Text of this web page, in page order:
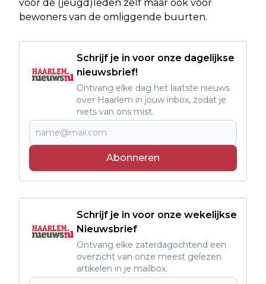
voor de (jeugd)leden zelf maar ook voor
bewoners van de omliggende buurten.
Schrijf je in voor onze dagelijkse
nieuwsbrief!
Ontvang elke dag het laatste nieuws
over Haarlem in jouw inbox, zodat je
niets van ons mist.
Abonneren
Schrijf je in voor onze wekelijkse
Nieuwsbrief
Ontvang elke zaterdagochtend een
overzicht van onze meest gelezen
artikelen in je mailbox.